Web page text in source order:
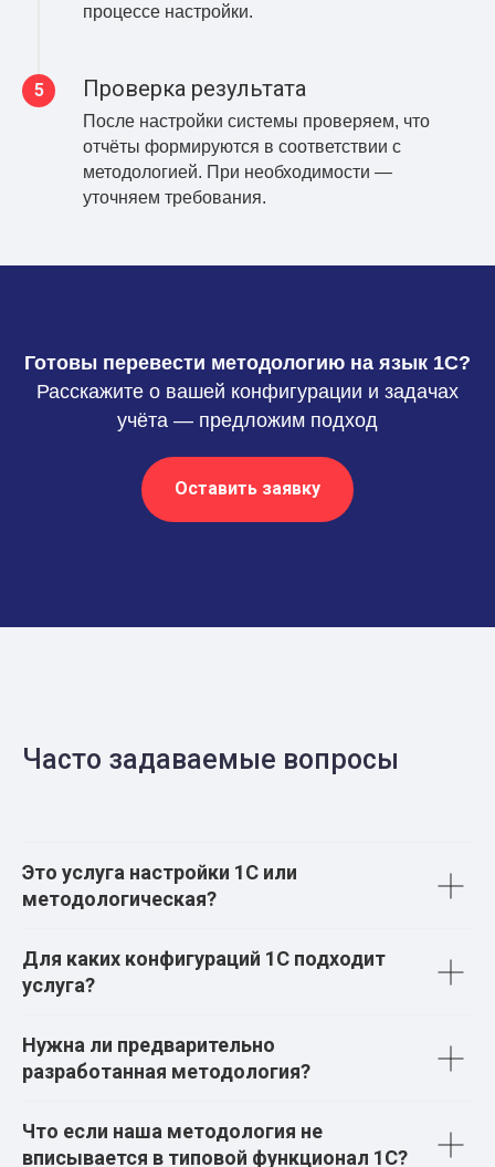
процессе настройки.
Проверка результата
После настройки системы проверяем, что
отчёты формируются в соответствии с
методологией. При необходимости —
уточняем требования.
Готовы перевести методологию на язык 1С?
Расскажите о вашей конфигурации и задачах
учёта — предложим подход
Оставить заявку
Часто задаваемые вопросы
Это услуга настройки 1С или
методологическая?
Для каких конфигураций 1С подходит
услуга?
Нужна ли предварительно
разработанная методология?
Что если наша методология не
вписывается в типовой функционал 1С?